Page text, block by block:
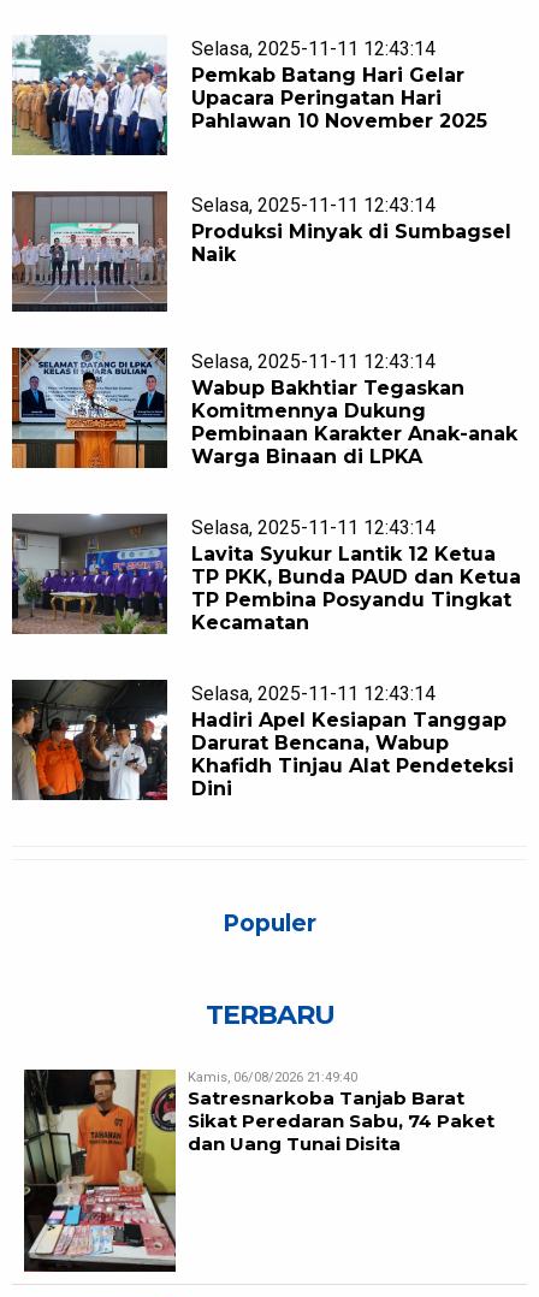
Selasa, 2025-11-11 12:43:14
Pemkab Batang Hari Gelar
Upacara Peringatan Hari
Pahlawan 10 November 2025
Selasa, 2025-11-11 12:43:14
Produksi Minyak di Sumbagsel
Naik
Selasa, 2025-11-11 12:43:14
Wabup Bakhtiar Tegaskan
Komitmennya Dukung
Pembinaan Karakter Anak-anak
Warga Binaan di LPKA
Selasa, 2025-11-11 12:43:14
Lavita Syukur Lantik 12 Ketua
TP PKK, Bunda PAUD dan Ketua
TP Pembina Posyandu Tingkat
Kecamatan
Selasa, 2025-11-11 12:43:14
Hadiri Apel Kesiapan Tanggap
Darurat Bencana, Wabup
Khafidh Tinjau Alat Pendeteksi
Dini
Populer
TERBARU
Kamis, 06/08/2026 21:49:40
Satresnarkoba Tanjab Barat
Sikat Peredaran Sabu, 74 Paket
dan Uang Tunai Disita